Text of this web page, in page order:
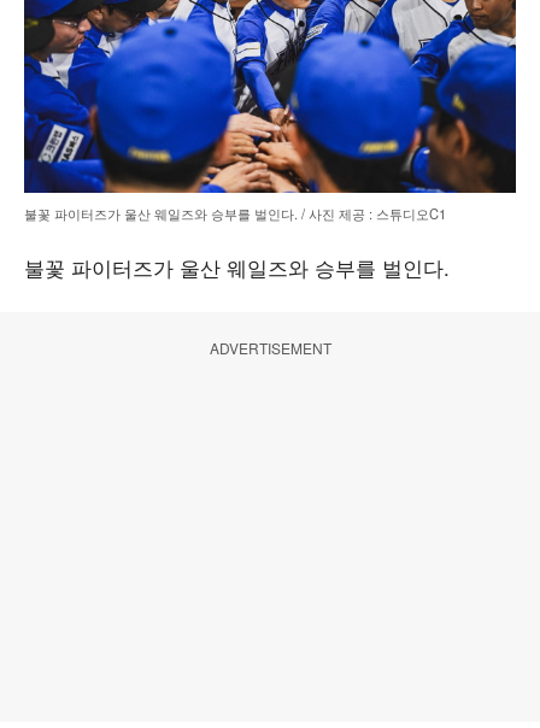
불꽃 파이터즈가 울산 웨일즈와 승부를 벌인다. / 사진 제공 : 스튜디오C1
불꽃 파이터즈가 울산 웨일즈와 승부를 벌인다.
ADVERTISEMENT